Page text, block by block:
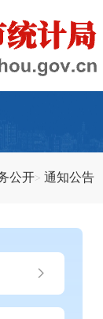
公开 通知公告